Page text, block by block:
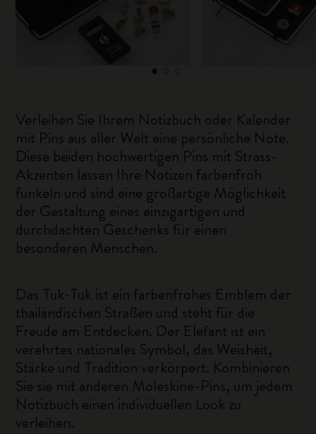
Verleihen Sie Ihrem Notizbuch oder Kalender
mit Pins aus aller Welt eine persönliche Note.
Diese beiden hochwertigen Pins mit Strass-
Akzenten lassen Ihre Notizen farbenfroh
funkeln und sind eine großartige Möglichkeit
der Gestaltung eines einzigartigen und
durchdachten Geschenks für einen
besonderen Menschen.
Das Tuk-Tuk ist ein farbenfrohes Emblem der
thailändischen Straßen und steht für die
Freude am Entdecken. Der Elefant ist ein
verehrtes nationales Symbol, das Weisheit,
Stärke und Tradition verkörpert. Kombinieren
Sie sie mit anderen Moleskine-Pins, um jedem
Notizbuch einen individuellen Look zu
verleihen.